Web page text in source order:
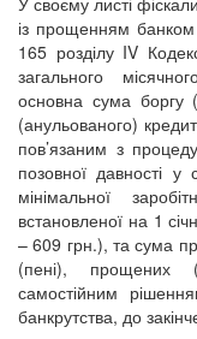
із прощенням
165 розділу IV
загального
основна сума боргу
(анульованого)
пов’язаним з
позовної давності
мінімальної
встановленої на 1
– 609 грн.), та сума
(пені), прощених
самостійним
банкрутства, до